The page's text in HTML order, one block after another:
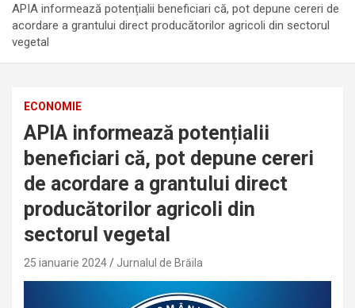
APIA informează potențialii beneficiari că, pot depune cereri de
acordare a grantului direct producătorilor agricoli din sectorul
vegetal
ECONOMIE
APIA informează potențialii
beneficiari că, pot depune cereri
de acordare a grantului direct
producătorilor agricoli din
sectorul vegetal
25 ianuarie 2024 Jurnalul de Brăila